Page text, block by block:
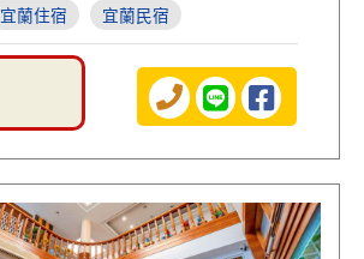
宜蘭住宿 宜蘭民宿